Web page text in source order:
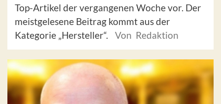
Top-Artikel der vergangenen Woche vor. Der
meistgelesene Beitrag kommt aus der
Kategorie „Hersteller“.
Von Redaktion